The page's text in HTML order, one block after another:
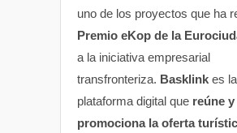
uno de los proyectos que ha
Premio eKop de la
a la iniciativa empresarial
transfronteriza. Basklink es
plataforma digital que reúne y
promociona la oferta